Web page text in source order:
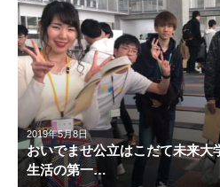
2019年5月8日
おいでませ公立はこだて未来大
生活の第一…